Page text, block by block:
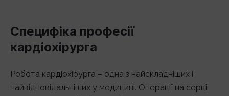
Специфіка професії
кардіохірурга
Робота кардіохірурга – одна з найскладніших і
найвідповідальніших у медицині. Операції на серці